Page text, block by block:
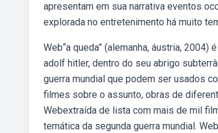
apresentam em sua narrativa eventos
explorada no entretenimento há muito
Web“a queda” (alemanha, áustria,
adolf hitler, dentro do seu abrigo
guerra mundial que podem ser usados
filmes sobre o assunto, obras de
Webextraída de lista com mais de mil
temática da segunda guerra mundial.